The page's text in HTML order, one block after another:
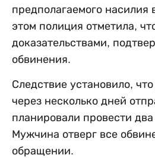
предполагаемого
этом полиция отметила,
доказательствами,
обвинения.
Следствие установило,
через несколько дней
планировали провести
Мужчина отверг все
обращении.